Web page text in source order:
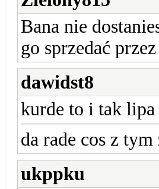
Bana nie
go sprzedać
dawidst8
kurde to i tak lipa
da rade cos z tym
ukppku